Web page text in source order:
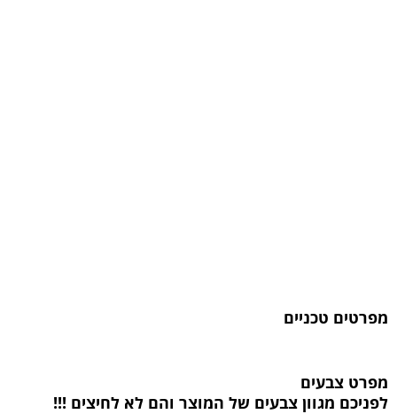
מפרט צבעים
לפניכם מגוון צבעים של המוצר והם לא לחיצים !!!
מפרטים טכניים